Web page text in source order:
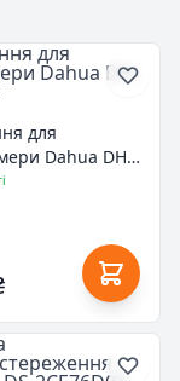
для
Dahua DH-